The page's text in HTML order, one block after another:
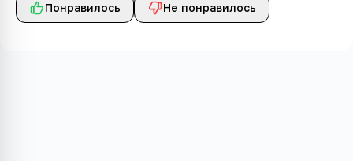
Понравилось Не понравилось